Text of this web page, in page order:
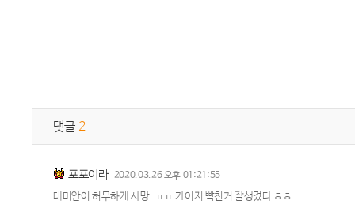
댓글 2
포포이라 2020.03.26 오후 01:21:55
데미안이 허무하게 사망..ㅠㅠ 카이저 빡친거 잘생겼다 ㅎㅎ